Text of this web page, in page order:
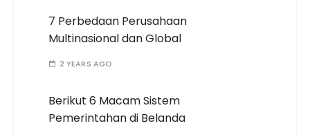
7 Perbedaan Perusahaan
Multinasional dan Global
2 YEARS AGO
Berikut 6 Macam Sistem
Pemerintahan di Belanda